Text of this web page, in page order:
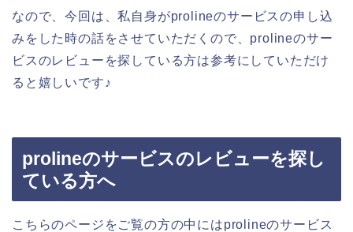
なので、今回は、私自身がprolineのサービスの申し込
みをした時の話をさせていただくので、prolineのサー
ビスのレビューを探している方は参考にしていただけ
ると嬉しいです♪
prolineのサービスのレビューを探し
ている方へ
こちらのページをご覧の方の中にはprolineのサービス